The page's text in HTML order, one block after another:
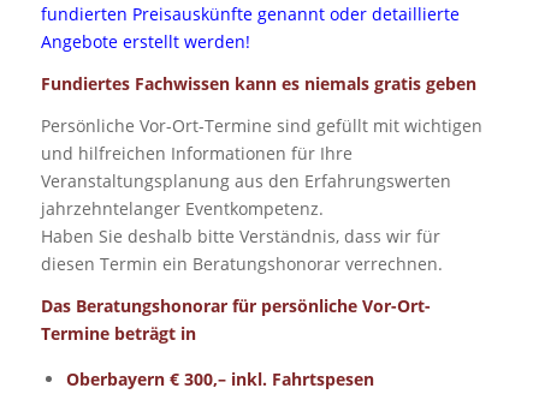
fundierten Preisauskünfte genannt oder detaillierte
Angebote erstellt werden!
Fundiertes Fachwissen kann es niemals gratis geben
Persönliche Vor-Ort-Termine sind gefüllt mit wichtigen
und hilfreichen Informationen für Ihre
Veranstaltungsplanung aus den Erfahrungswerten
jahrzehntelanger Eventkompetenz.
Haben Sie deshalb bitte Verständnis, dass wir für
diesen Termin ein Beratungshonorar verrechnen.
Das Beratungshonorar für persönliche Vor-Ort-
Termine beträgt in
Oberbayern € 300,– inkl. Fahrtspesen